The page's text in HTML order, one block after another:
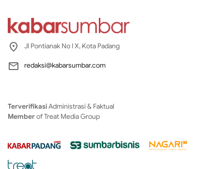
Jl Pontianak No I X, Kota Padang
redaksi@kabarsumbar.com
TerverifikasiAdministrasi & Faktual
Memberof Treat Media Group